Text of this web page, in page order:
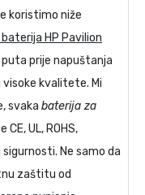
koristimo niže
HP Pavilion
prije napuštanja
kvalitete. Mi
svaka baterija za
CE, UL, ROHS,
Ne samo da
zaštitu od